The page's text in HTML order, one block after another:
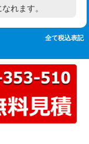
円~
円
円
円
地調査
円
円
円
れます。
全て税込表記